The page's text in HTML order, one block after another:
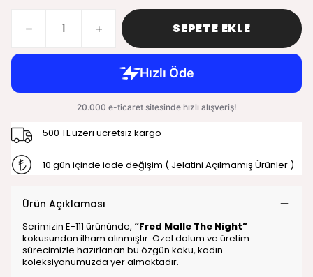
SEPETE EKLE
500 TL üzeri ücretsiz kargo
10 gün içinde iade değişim ( Jelatini Açılmamış Ürünler )
Ürün Açıklaması
Serimizin E-111 ürününde, “Fred Malle The Night”
kokusundan ilham alınmıştır. Özel dolum ve üretim
sürecimizle hazırlanan bu özgün koku, kadın
koleksiyonumuzda yer almaktadır.